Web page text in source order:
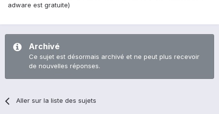
adware est gratuite)
Archivé
Ce sujet est désormais archivé et ne peut plus recevoir
de nouvelles réponses.
Aller sur la liste des sujets